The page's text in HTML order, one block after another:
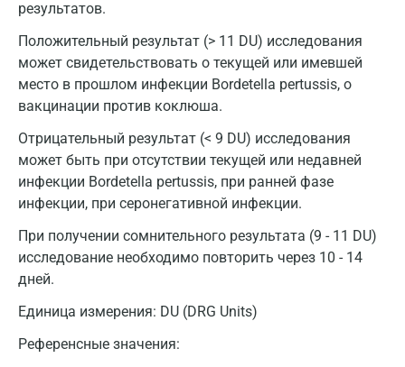
результатов.
Положительный результат (> 11 DU) исследования
может свидетельствовать о текущей или имевшей
место в прошлом инфекции Bordetella pertussis, о
вакцинации против коклюша.
Отрицательный результат (< 9 DU) исследования
может быть при отсутствии текущей или недавней
инфекции Bordetella pertussis, при ранней фазе
инфекции, при серонегативной инфекции.
При получении сомнительного результата (9 - 11 DU)
исследование необходимо повторить через 10 - 14
дней.
Единица измерения: DU (DRG Units)
Референсные значения:
Казань
Альметьевск
Апрелевка
Армавир
Астрахань
Балашиха
Брянск
Великий Новгород